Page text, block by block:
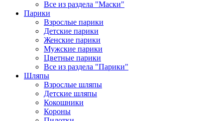
Все из раздела "Маски"
Парики
Взрослые парики
Детские парики
Женские парики
Мужские парики
Цветные парики
Все из раздела "Парики"
Шляпы
Взрослые шляпы
Детские шляпы
Кокошники
Короны